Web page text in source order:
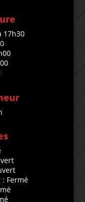
17h30
Fermé